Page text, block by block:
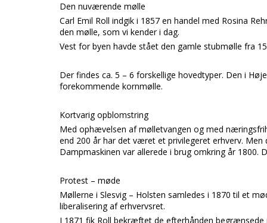
Den nuværende mølle
Carl Emil Roll indgik i 1857 en handel med Rosina
den mølle, som vi kender i dag.
Vest for byen havde stået den gamle stubmølle fra
Der findes ca. 5 – 6 forskellige hovedtyper. Den i
forekommende kornmølle.
Kortvarig opblomstring
Med ophævelsen af mølletvangen og med
end 200 år har det været et privilegeret erhverv.
Dampmaskinen var allerede i brug omkring år 1800.
Protest – møde
Møllerne i Slesvig – Holsten samledes i 1870 til et
liberalisering af erhvervsret.
I 1871 fik Roll bekræftet de efterhånden begrænsede